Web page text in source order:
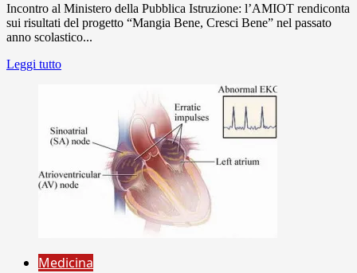
Incontro al Ministero della Pubblica Istruzione: l’AMIOT rendiconta
sui risultati del progetto “Mangia Bene, Cresci Bene” nel passato
anno scolastico...
Leggi tutto
Medicina